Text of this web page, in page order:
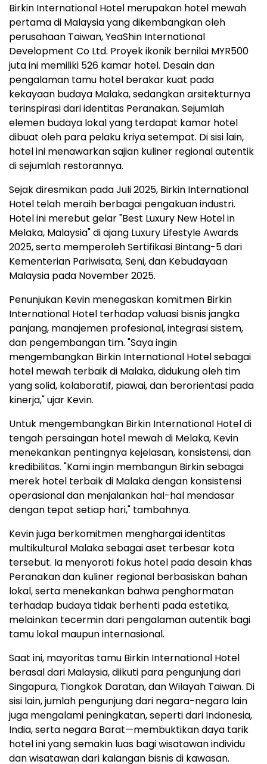
Birkin International Hotel merupakan hotel mewah
pertama di Malaysia yang dikembangkan oleh
perusahaan Taiwan, YeaShin International
Development Co Ltd. Proyek ikonik bernilai MYR500
juta ini memiliki 526 kamar hotel. Desain dan
pengalaman tamu hotel berakar kuat pada
kekayaan budaya Malaka, sedangkan arsitekturnya
terinspirasi dari identitas Peranakan. Sejumlah
elemen budaya lokal yang terdapat kamar hotel
dibuat oleh para pelaku kriya setempat. Di sisi lain,
hotel ini menawarkan sajian kuliner regional autentik
di sejumlah restorannya.
Sejak diresmikan pada Juli 2025, Birkin International
Hotel telah meraih berbagai pengakuan industri.
Hotel ini merebut gelar "Best Luxury New Hotel in
Melaka, Malaysia" di ajang Luxury Lifestyle Awards
2025, serta memperoleh Sertifikasi Bintang-5 dari
Kementerian Pariwisata, Seni, dan Kebudayaan
Malaysia pada November 2025.
Penunjukan Kevin menegaskan komitmen Birkin
International Hotel terhadap valuasi bisnis jangka
panjang, manajemen profesional, integrasi sistem,
dan pengembangan tim. "Saya ingin
mengembangkan Birkin International Hotel sebagai
hotel mewah terbaik di Malaka, didukung oleh tim
yang solid, kolaboratif, piawai, dan berorientasi pada
kinerja," ujar Kevin.
Untuk mengembangkan Birkin International Hotel di
tengah persaingan hotel mewah di Melaka, Kevin
menekankan pentingnya kejelasan, konsistensi, dan
kredibilitas. "Kami ingin membangun Birkin sebagai
merek hotel terbaik di Malaka dengan konsistensi
operasional dan menjalankan hal-hal mendasar
dengan tepat setiap hari," tambahnya.
Kevin juga berkomitmen menghargai identitas
multikultural Malaka sebagai aset terbesar kota
tersebut. Ia menyoroti fokus hotel pada desain khas
Peranakan dan kuliner regional berbasiskan bahan
lokal, serta menekankan bahwa penghormatan
terhadap budaya tidak berhenti pada estetika,
melainkan tecermin dari pengalaman autentik bagi
tamu lokal maupun internasional.
Saat ini, mayoritas tamu Birkin International Hotel
berasal dari Malaysia, diikuti para pengunjung dari
Singapura, Tiongkok Daratan, dan Wilayah Taiwan. Di
sisi lain, jumlah pengunjung dari negara-negara lain
juga mengalami peningkatan, seperti dari Indonesia,
India, serta negara Barat—membuktikan daya tarik
hotel ini yang semakin luas bagi wisatawan individu
dan wisatawan dari kalangan bisnis di kawasan.